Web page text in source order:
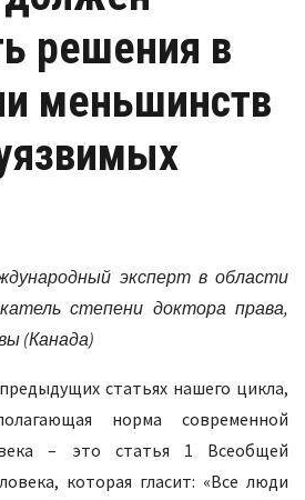
решения в
меньшинств
эксперт в области
степени доктора права,
(Канада)
статьях нашего цикла,
норма современной
– это статья 1 Всеобщей
которая гласит: «Все люди